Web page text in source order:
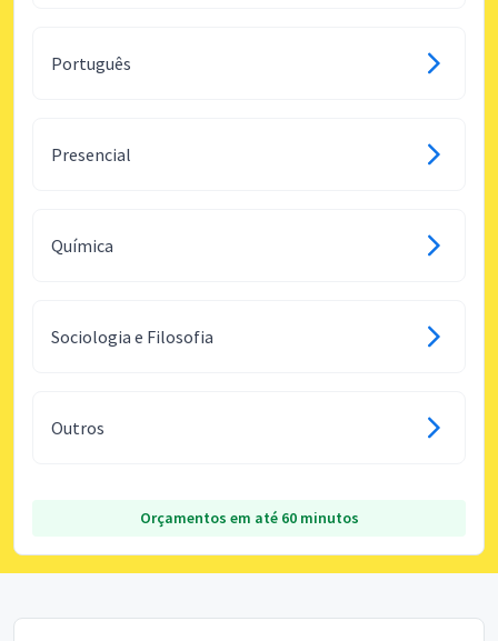
Português
Presencial
Química
Sociologia e Filosofia
Outros
Orçamentos em até 60 minutos